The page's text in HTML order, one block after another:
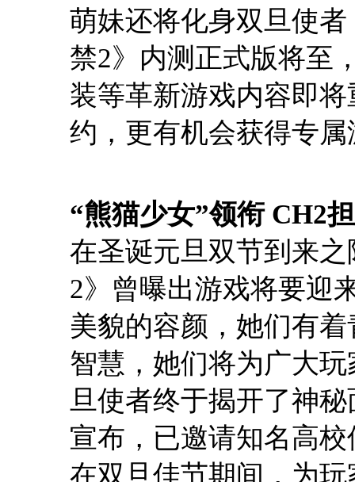
萌妹还将化身双旦使
禁2》内测正式版将至
装等革新游戏内容即
约，更有机会获得专
“熊猫少女”领衔 CH2
在圣诞元旦双节到来
2》曾曝出游戏将要迎
美貌的容颜，她们有
智慧，她们将为广大
旦使者终于揭开了神
宣布，已邀请知名高
在双旦佳节期间，为